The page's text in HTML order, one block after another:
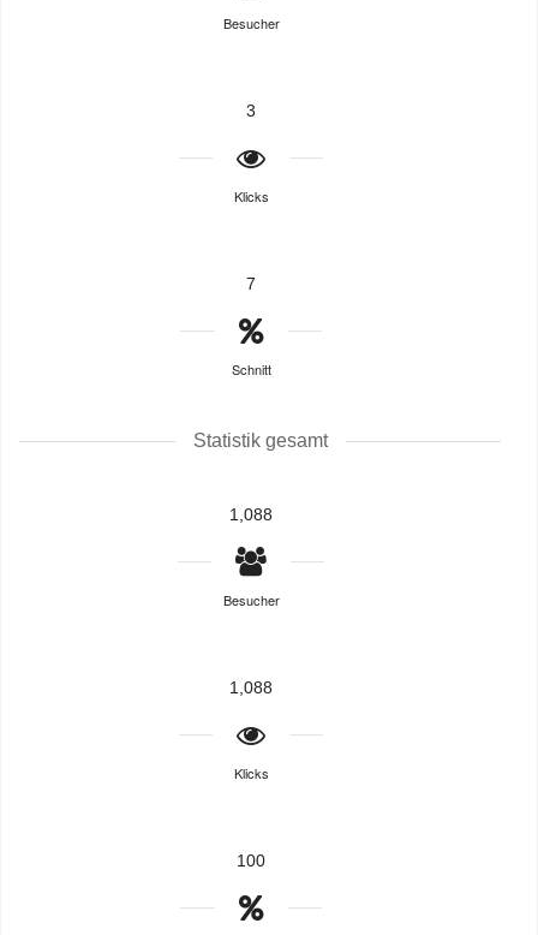
Besucher
3
Klicks
7
Schnitt
Statistik gesamt
1,088
Besucher
1,088
Klicks
100